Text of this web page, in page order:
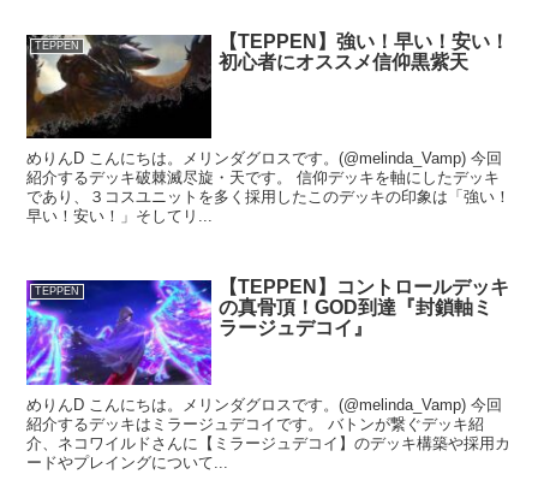
TEPPEN
【TEPPEN】強い！早い！安い！
初心者にオススメ信仰黒紫天
めりんD こんにちは。メリンダグロスです。(@melinda_Vamp) 今回
紹介するデッキ破棘滅尽旋・天です。 信仰デッキを軸にしたデッキ
であり、３コスユニットを多く採用したこのデッキの印象は「強い！
早い！安い！」そしてリ...
TEPPEN
【TEPPEN】コントロールデッキ
の真骨頂！GOD到達『封鎖軸ミ
ラージュデコイ』
めりんD こんにちは。メリンダグロスです。(@melinda_Vamp) 今回
紹介するデッキはミラージュデコイです。 バトンが繋ぐデッキ紹
介、ネコワイルドさんに【ミラージュデコイ】のデッキ構築や採用カ
ードやプレイングについて...